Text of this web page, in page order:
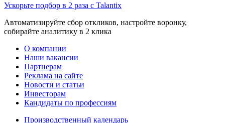
Ускорьте подбор в 2 раза с Talantix
Автоматизируйте сбор откликов, настройте воронку,
собирайте аналитику в 2 клика
О компании
Наши вакансии
Партнерам
Реклама на сайте
Новости и статьи
Инвесторам
Кандидаты по профессиям
Производственный календарь